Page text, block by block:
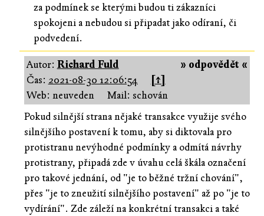
za podmínek se kterými budou ti zákazníci
spokojeni a nebudou si připadat jako odíraní, či
podvedení.
» odpovědět «
Autor: Richard Fuld
Čas: 2021-08-30 12:06:54
[↑]
Web: neuveden
Mail: schován
Pokud silnější strana nějaké transakce využije svého
silnějšího postavení k tomu, aby si diktovala pro
protistranu nevýhodné podmínky a odmítá návrhy
protistrany, připadá zde v úvahu celá škála označení
pro takové jednání, od "je to běžné tržní chování",
přes "je to zneužití silnějšího postavení" až po "je to
vydírání". Zde záleží na konkrétní transakci a také